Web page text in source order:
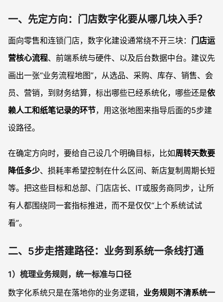
门店数字化项目中，谁应该牵头负责？
一、先定方向：门店数字化要从哪几块入手？
面向零售和连锁门店，数字化建设通常绕不开三块： 门店运
营核心流程、前端系统与硬件、以及后台数据中台。建议先
画出一张“业务流程地图”，从选品、采购、库存、销售、会
员、营销，到财务结算，标出哪些已经系统化，哪些还是依
赖人工和纸笔记录的环节，用这张地图来指导后面的5步建
设路径。
在确定方向时，要给自己设几个明确目标，比如周转天数要
降低多少、损耗率希望控制在什么区间、新店复制周期长短
等。把这些目标和总部、门店店长、IT或服务商同步，让所
有人都围绕同一套指标推进，而不是仅仅“上个系统试试
看”。
二、5步走搭建路径：业务到系统一条线打通
1）梳理业务规则，统一标准与口径
数字化系统只是在落地你的业务逻辑， 业务规则不清系统一